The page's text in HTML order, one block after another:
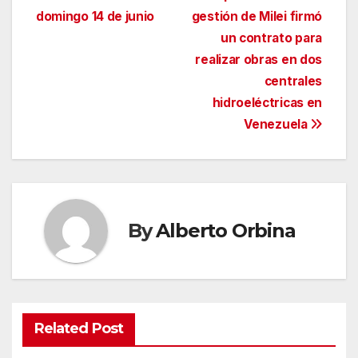
de
gestión de Milei firmó
un contrato para
realizar obras en dos
centrales
hidroeléctricas en
Venezuela
domingo 14 de junio
ByAlberto Orbina
Related Post